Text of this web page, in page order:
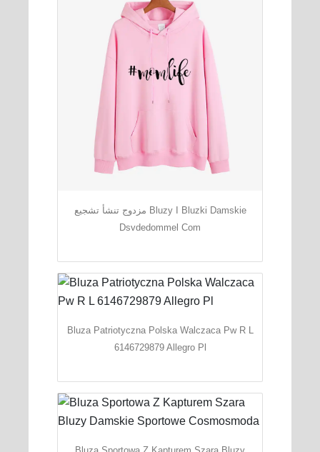
مزدوج تنشأ تشجيع Bluzy I Bluzki Damskie
Dsvdedommel Com
Bluza Patriotyczna Polska Walczaca Pw R L
6146729879 Allegro Pl